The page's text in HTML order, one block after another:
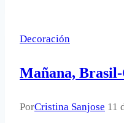
un
de
Valentín.
Decoración
Mañana,
PorCristina Sanjose 11